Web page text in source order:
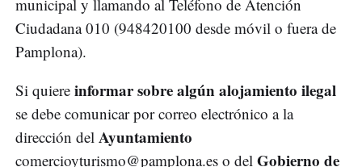
municipal y llamando al Teléfono de Atención
Ciudadana 010 (948420100 desde móvil o fuera de
Pamplona).
Si quiere informar sobre algún alojamiento ilegal
se debe comunicar por correo electrónico a la
dirección del Ayuntamiento
comercioyturismo@pamplona.es o del Gobierno de